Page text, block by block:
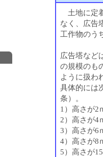
土地に定
なく、広告
工作物のう
広告塔など
の規模のも
ように扱わ
具体的には
条）。
1）高さが2
2）高さが4
3）高さが6
4）高さが8
5）高さが